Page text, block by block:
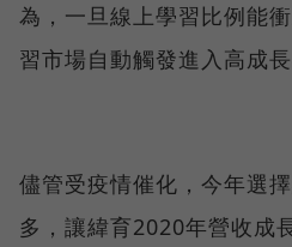
為，一旦線上學習比例能
習市場自動觸發進入高成長
儘管受疫情催化，今年選
多，讓緯育2020年營收成